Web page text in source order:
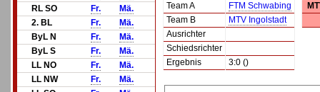
RL SO
Fr.
Mä.
2. BL
Fr.
Mä.
ByL N
Fr.
Mä.
ByL S
Fr.
Mä.
LL NO
Fr.
Mä.
LL NW
Fr.
Mä.
Team A
FTM Schwabing
Team B
MTV Ingolstadt
Ausrichter
Schiedsrichter
Ergebnis
3:0 ()